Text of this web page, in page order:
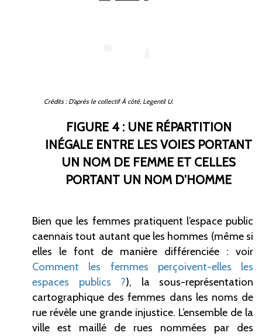
Crédits : D’après le collectifÀ côté, Legentil U.
FIGURE 4 : UNE RÉPARTITION
INÉGALE ENTRE LES VOIES PORTANT
UN NOM DE FEMME ET CELLES
PORTANT UN NOM D’HOMME
Bien que les femmes pratiquent l’espace public
caennais tout autant que les hommes (même si
elles le font de manière différenciée : voir
Comment les femmes perçoivent-elles les
espaces publics
?), la sous-représentation
cartographique des femmes dans les noms de
rue révèle une grande injustice. L’ensemble de la
ville est maillé de rues nommées par des